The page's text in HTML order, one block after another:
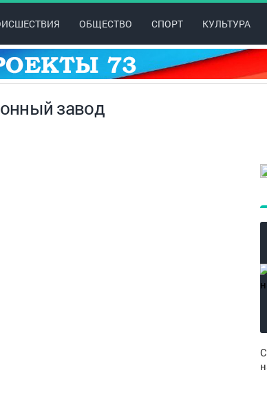
ОБЩЕСТВО СПОРТ КУЛЬТУРА
завод